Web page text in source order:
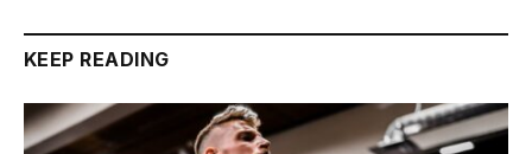
KEEP READING